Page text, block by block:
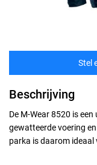
Stel
Beschrijving
De M-Wear 8520 is
gewatteerde voering
parka is daarom ideaal